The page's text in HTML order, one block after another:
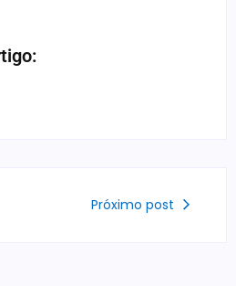
Próximo post